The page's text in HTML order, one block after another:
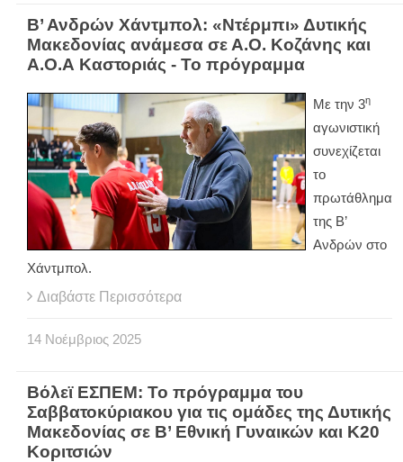
Β’ Ανδρών Χάντμπολ: «Ντέρμπι» Δυτικής
Μακεδονίας ανάμεσα σε Α.Ο. Κοζάνης και
Α.Ο.Α Καστοριάς - Το πρόγραμμα
Με την 3η
αγωνιστική
συνεχίζεται
το
πρωτάθλημα
της Β’
Ανδρών στο
Χάντμπολ.
Διαβάστε Περισσότερα
14 Νοέμβριος 2025
Βόλεϊ ΕΣΠΕΜ: Το πρόγραμμα του
Σαββατοκύριακου για τις ομάδες της Δυτικής
Μακεδονίας σε Β’ Εθνική Γυναικών και Κ20
Κοριτσιών